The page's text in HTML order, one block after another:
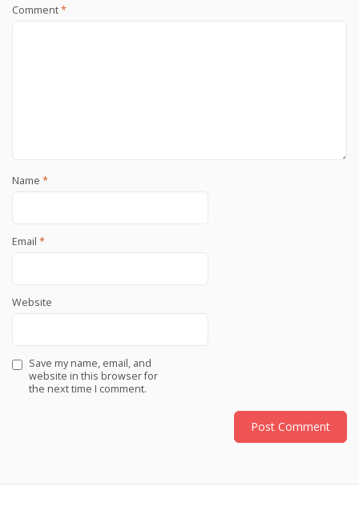
Comment*
Name *
Email *
Website
Save my name, email, and
website in this browser for
the next time I comment.